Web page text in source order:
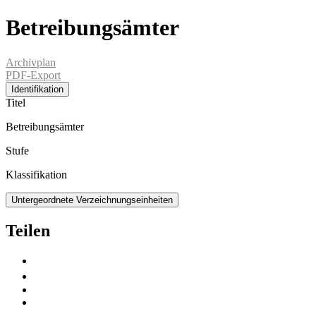
Betreibungsämter
Archivplan
PDF-Export
Identifikation
Titel
Betreibungsämter
Stufe
Klassifikation
Untergeordnete Verzeichnungseinheiten
Teilen